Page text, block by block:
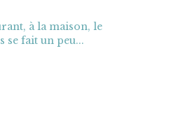
à la maison, le
se fait un peu...